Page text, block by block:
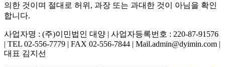
의한 것이며 절대로 허위, 과장 또는 과대한 것이 아님을 확인
합니다.
사업자명 : (주)이민법인 대양 | 사업자등록번호 : 220-87-91576
| TEL 02-556-7779 | FAX 02-556-7844 | Mail.admin@dyimin.com |
대표 김지선